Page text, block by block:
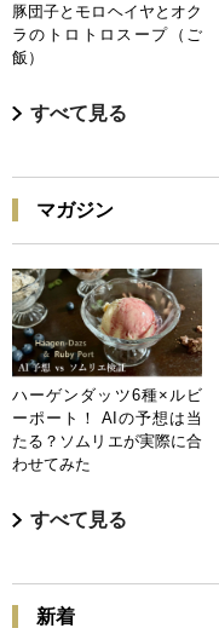
豚団子とモロヘイヤとオク
ラのトロトロスープ（ご
飯）
すべて見る
マガジン
ハーゲンダッツ6種×ルビ
ーポート！ AIの予想は当
たる？ソムリエが実際に合
わせてみた
すべて見る
新着